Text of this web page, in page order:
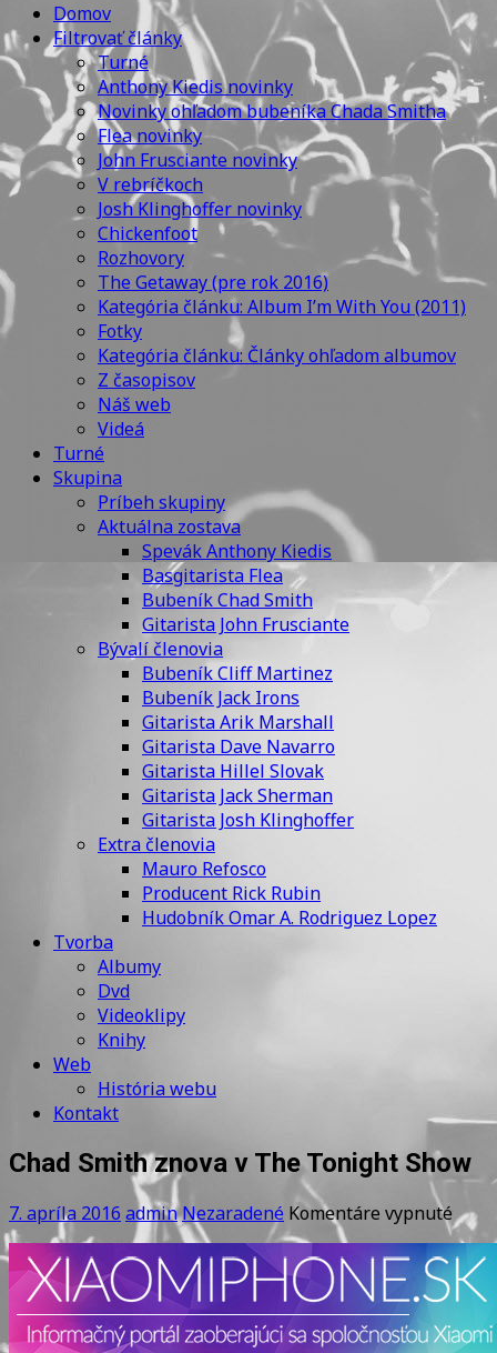
Domov
Filtrovať články
Turné
Anthony Kiedis novinky
Novinky ohľadom bubeníka Chada Smitha
Flea novinky
John Frusciante novinky
V rebríčkoch
Josh Klinghoffer novinky
Chickenfoot
Rozhovory
The Getaway (pre rok 2016)
Kategória článku: Album I’m With You (2011)
Fotky
Kategória článku: Články ohľadom albumov
Z časopisov
Náš web
Videá
Turné
Skupina
Príbeh skupiny
Aktuálna zostava
Spevák Anthony Kiedis
Basgitarista Flea
Bubeník Chad Smith
Gitarista John Frusciante
Bývalí členovia
Bubeník Cliff Martinez
Bubeník Jack Irons
Gitarista Arik Marshall
Gitarista Dave Navarro
Gitarista Hillel Slovak
Gitarista Jack Sherman
Gitarista Josh Klinghoffer
Extra členovia
Mauro Refosco
Producent Rick Rubin
Hudobník Omar A. Rodriguez Lopez
Tvorba
Albumy
Dvd
Videoklipy
Knihy
Web
História webu
Kontakt
Chad Smith znova v The Tonight Show
7. apríla 2016 adminNezaradené Komentáre vypnuté na
Chad
v
The